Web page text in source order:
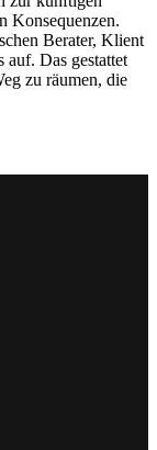
Konsequenzen.
Berater, Klient
auf. Das gestattet
zu räumen, die